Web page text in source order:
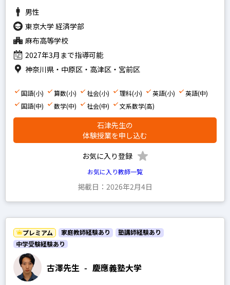
プロ
家庭教師経験あり
理系
写真あり
写真なし
男性
東京大学 経済学部
麻布高等学校
2027年3月まで指導可能
神奈川県・中原区・高津区・宮前区
国語(小) 算数(小) 社会(小) 理科(小) 英語(小)
英語(中)
国語(中)
数学(中) 社会(中) 文系数学(高)
石津先生の
体験授業を申し込む
お気に入り登録
お気に入り教師一覧
掲載日：2026年2月4日
古澤先生 - 慶應義塾大学
プレミアム 家庭教師経験あり
塾講師経験あり
中学受験経験あり